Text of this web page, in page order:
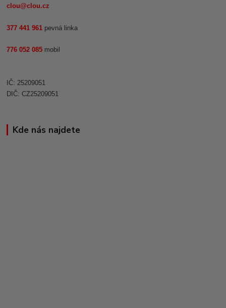
clou@clou.cz
377 441 961 pevná linka
776 052 085 mobil
IČ: 25209051
DIČ: CZ25209051
Kde nás najdete